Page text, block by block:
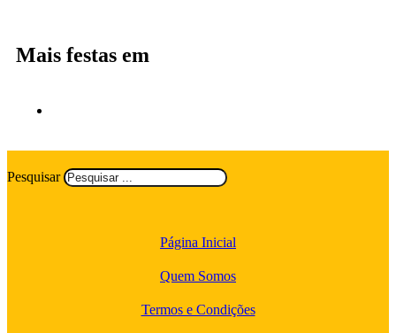
Mais festas em
Pesquisar
Página Inicial
Quem Somos
Termos e Condições